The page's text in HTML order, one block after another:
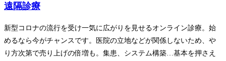
遠隔診療
新型コロナの流行を受け一気に広がりを見せるオンライン診療。始
めるなら今がチャンスです。医院の立地などが関係しないため、や
り方次第で売り上げの倍増も。集患、システム構築… 基本を押さえ